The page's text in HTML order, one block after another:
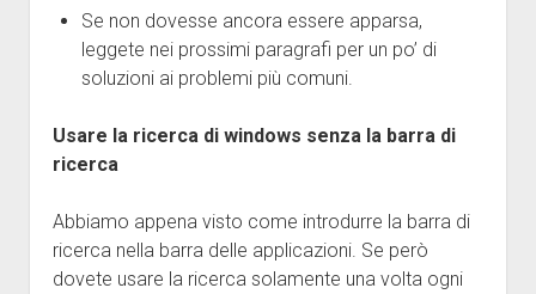
Se non dovesse ancora essere apparsa,
leggete nei prossimi paragrafi per un po’ di
soluzioni ai problemi più comuni.
Usare la ricerca di windows senza la barra di
ricerca
Abbiamo appena visto come introdurre la barra di
ricerca nella barra delle applicazioni. Se però
dovete usare la ricerca solamente una volta ogni